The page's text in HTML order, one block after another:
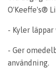
O'Keeffe's®
- Kyler
- Ger
användning.